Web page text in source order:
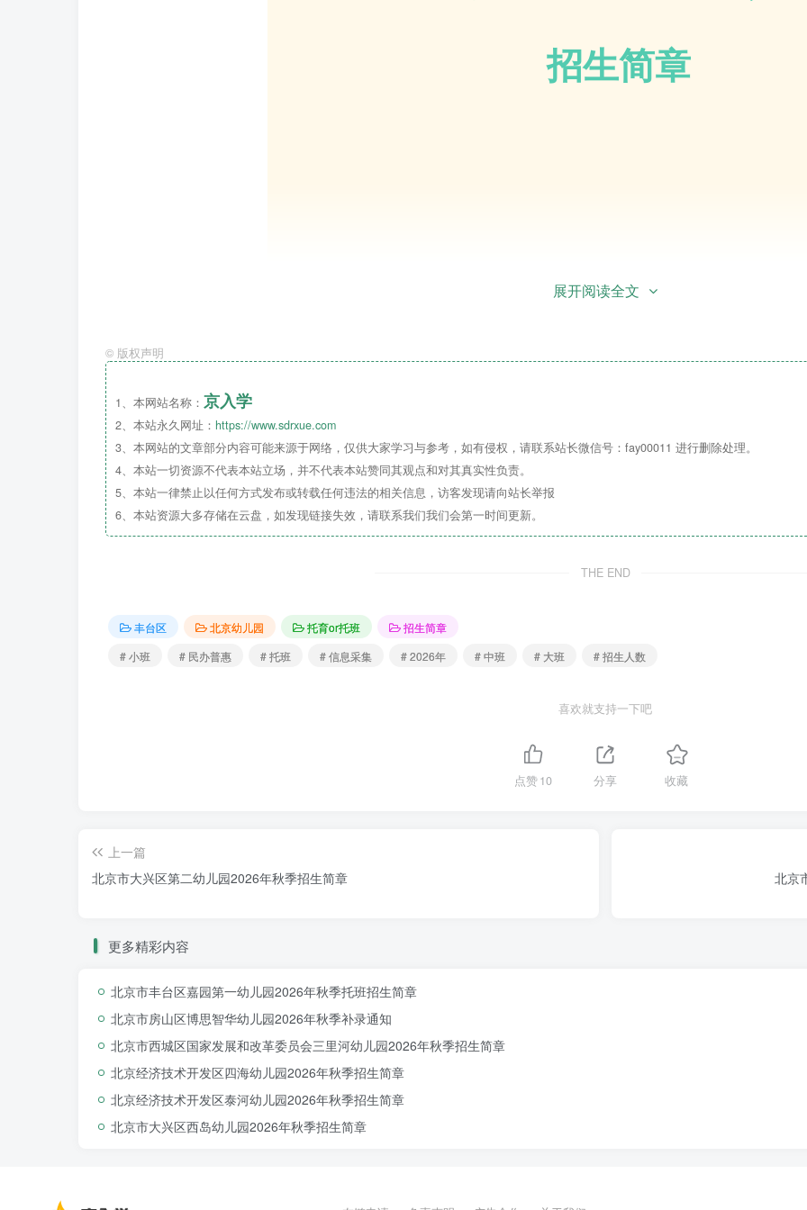
招生简章
2026年
平台将于6月1日开通，网址：https://ryfw.bjedu.cn。请适龄入园新生家长关
园所简
展开阅读全文
© 版权声明
1、本网站名称： 京入学
2、本站永久网址： https://www.sdrxue.com
3、本网站的文章部分内容可能来源于网络，仅供大家学习与参考，如有侵权，请联系站长微信号：fay00011 进行删除处理。
4、本站一切资源不代表本站立场，并不代表本站赞同其观点和对其真实性负责。
5、本站一律禁止以任何方式发布或转载任何违法的相关信息，访客发现请向站长举报
6、本站资源大多存储在云盘，如发现链接失效，请联系我们我们会第一时间更新。
THE END
丰台区 北京幼儿园 托育or托班
招生简章
# 小班
# 民办普惠 # 托班 # 信息采集 # 2026年 # 中班 # 大班 # 招生人数
喜欢就支持一下吧
点赞10 分享 收藏
上一篇
北京市大兴区第二幼儿园2026年秋季招生简章
北京
更多精彩内容
北京市丰台区嘉园第一幼儿园2026年秋季托班招生简章
北京市房山区博思智华幼儿园2026年秋季补录通知
北京市西城区国家发展和改革委员会三里河幼儿园2026年秋季招生简章
北京经济技术开发区四海幼儿园2026年秋季招生简章
北京经济技术开发区泰河幼儿园2026年秋季招生简章
北京市大兴区西岛幼儿园2026年秋季招生简章